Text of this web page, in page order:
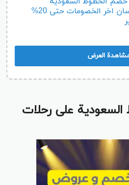
الفرسان اخر الخصومات حتى 20%
العرض
على رحلات